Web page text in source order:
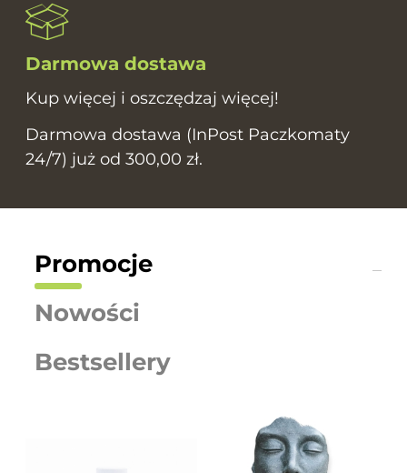
Darmowa dostawa
Kup więcej i oszczędzaj więcej!
Darmowa dostawa (InPost Paczkomaty
24/7) już od 300,00 zł.
Promocje
Nowości
Bestsellery